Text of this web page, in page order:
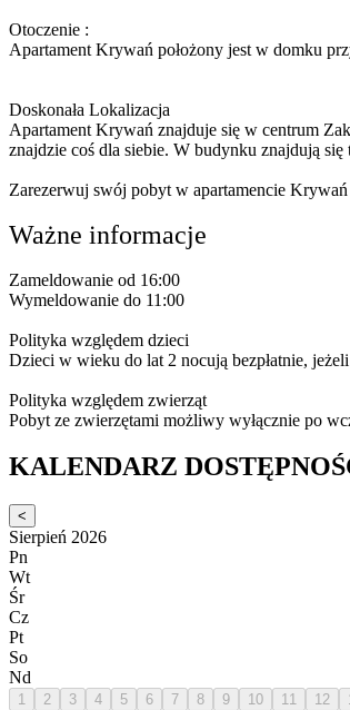
Otoczenie :
Apartament Krywań położony jest w domku
Doskonała Lokalizacja
Apartament Krywań znajduje się w centrum
znajdzie coś dla siebie. W budynku znajdują
Zarezerwuj swój pobyt w apartamencie
Ważne informacje
Zameldowanie od 16:00
Wymeldowanie do 11:00
Polityka względem dzieci
Dzieci w wieku do lat 2 nocują bezpłatnie,
Polityka względem zwierząt
Pobyt ze zwierzętami możliwy wyłącznie po
KALENDARZ
<
Sierpień 2026
Pn
Wt
Śr
Cz
Pt
So
Nd
1 2 3 4 5 6 7 8 9 10 11 12